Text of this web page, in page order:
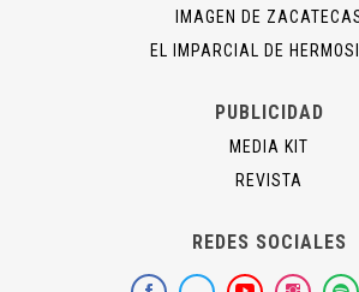
IMAGEN DE
EL IMPARCIAL DE
PUBLICIDAD
MEDIA KIT
REVISTA
REDES SOCIALES